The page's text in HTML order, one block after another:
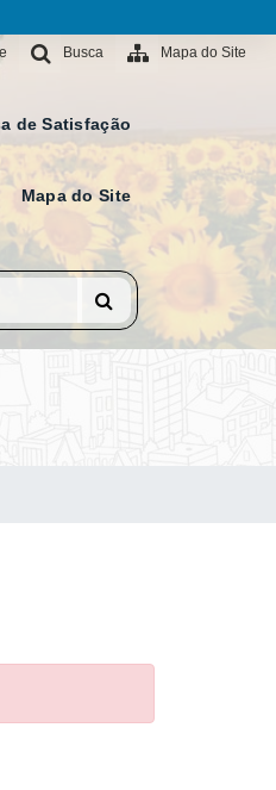
Mapa do Site
Busca
de Satisfação
Mapa do Site